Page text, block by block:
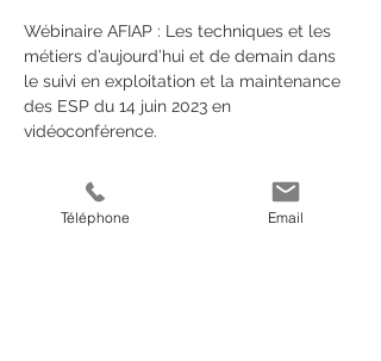
Wébinaire AFIAP : Les techniques et les
métiers d’aujourd’hui et de demain dans
le suivi en exploitation et la maintenance
des ESP du 14 juin 2023 en
vidéoconférence.
Programme
Téléphone Email